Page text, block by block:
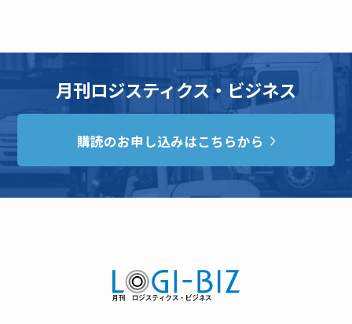
月刊ロジスティクス・ビジネス
購読のお申し込みはこちらから